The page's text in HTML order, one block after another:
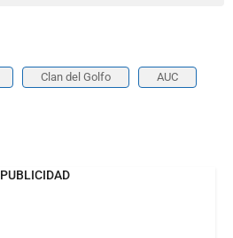
Clan del Golfo AUC
PUBLICIDAD